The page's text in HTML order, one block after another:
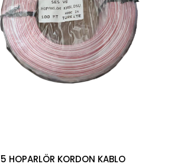
HOPARLÖR KORDON KABLO